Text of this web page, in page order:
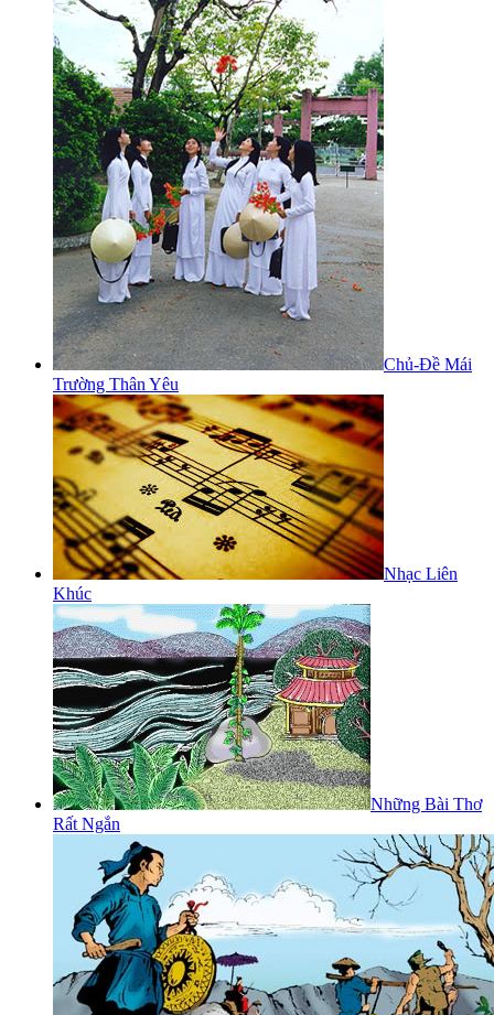
Chủ-Đề Mái
Trường Thân Yêu
Nhạc Liên
Khúc
Những Bài Thơ
Rất Ngắn